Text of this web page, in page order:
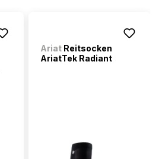
Ariat Reitsocken
AriatTek Radiant